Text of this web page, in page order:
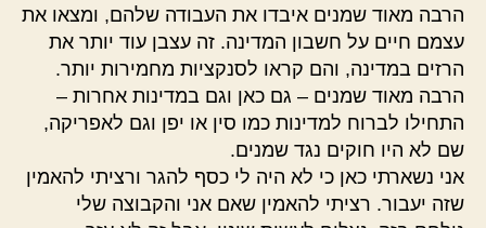
הרבה מאוד שמנים איבדו את העבודה שלהם, ומצאו את
עצמם חיים על חשבון המדינה. זה עצבן עוד יותר את
הרזים במדינה, והם קראו לסנקציות מחמירות יותר.
הרבה מאוד שמנים – גם כאן וגם במדינות אחרות –
התחילו לברוח למדינות כמו סין או יפן וגם לאפריקה,
שם לא היו חוקים נגד שמנים.
אני נשארתי כאן כי לא היה לי כסף להגר ורציתי להאמין
שזה יעבור. רציתי להאמין שאם אני והקבוצה שלי